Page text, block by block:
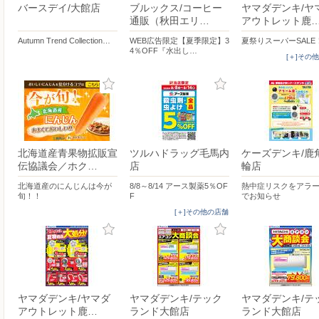
バースデイ/大館店
Autumn Trend Collection…
ブルックス/コーヒー
通販（秋田エリ…
WEB広告限定【夏季限定】3
4％OFF『水出し…
ヤマダデンキ/ヤ
アウトレット鹿
夏祭りスーパーSALE
[＋]その
北海道産青果物拡販宣
伝協議会／ホク…
北海道産のにんじんは今が
旬！！
ツルハドラッグ毛馬内
店
8/8～8/14 アース製薬5％OF
F
[＋]その他の店舗
ケーズデンキ/鹿
輪店
熱中症リスクをアラ
でお知らせ
ヤマダデンキ/ヤマダ
アウトレット鹿…
ヤマダデンキ/テック
ランド大館店
ヤマダデンキ/テ
ランド大館店